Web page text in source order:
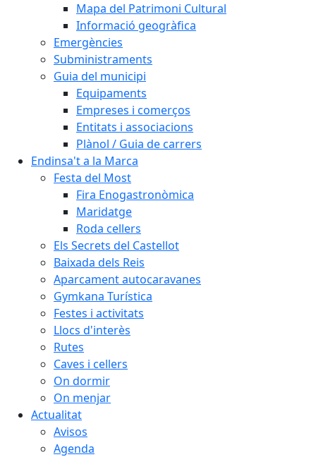
Mapa del Patrimoni Cultural
Informació geogràfica
Emergències
Subministraments
Guia del municipi
Equipaments
Empreses i comerços
Entitats i associacions
Plànol / Guia de carrers
Endinsa't a la Marca
Festa del Most
Fira Enogastronòmica
Maridatge
Roda cellers
Els Secrets del Castellot
Baixada dels Reis
Aparcament autocaravanes
Gymkana Turística
Festes i activitats
Llocs d'interès
Rutes
Caves i cellers
On dormir
On menjar
Actualitat
Avisos
Agenda